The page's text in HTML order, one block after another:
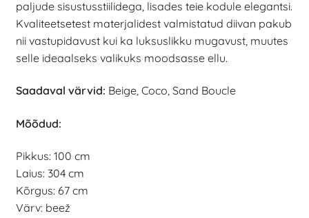
paljude sisustusstiilidega, lisades teie kodule elegantsi.
Kvaliteetsetest materjalidest valmistatud diivan pakub
nii vastupidavust kui ka luksuslikku mugavust, muutes
selle ideaalseks valikuks moodsasse ellu.
Saadaval värvid: Beige, Coco, Sand Boucle
Mõõdud:
Pikkus: 100 cm
Laius: 304 cm
Kõrgus: 67 cm
Värv: beež